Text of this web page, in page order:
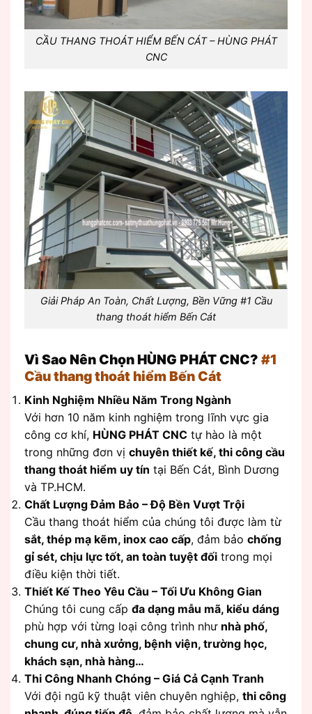
CẦU THANG THOÁT HIỂM BẾN CÁT – HÙNG PHÁT
CNC
Giải Pháp An Toàn, Chất Lượng, Bền Vững #1 Cầu
thang thoát hiểm Bến Cát
Vì Sao Nên Chọn HÙNG PHÁT CNC? #1
Cầu thang thoát hiểm Bến Cát
Kinh Nghiệm Nhiều Năm Trong Ngành
Với hơn 10 năm kinh nghiệm trong lĩnh vực gia
công cơ khí, HÙNG PHÁT CNC tự hào là một
trong những đơn vị chuyên thiết kế, thi công cầu
thang thoát hiểm uy tín tại Bến Cát, Bình Dương
và TP.HCM.
Chất Lượng Đảm Bảo – Độ Bền Vượt Trội
Cầu thang thoát hiểm của chúng tôi được làm từ
sắt, thép mạ kẽm, inox cao cấp, đảm bảo chống
gỉ sét, chịu lực tốt, an toàn tuyệt đối trong mọi
điều kiện thời tiết.
Thiết Kế Theo Yêu Cầu – Tối Ưu Không Gian
Chúng tôi cung cấp đa dạng mẫu mã, kiểu dáng
phù hợp với từng loại công trình như nhà phố,
chung cư, nhà xưởng, bệnh viện, trường học,
khách sạn, nhà hàng…
Thi Công Nhanh Chóng – Giá Cả Cạnh Tranh
Với đội ngũ kỹ thuật viên chuyên nghiệp, thi công